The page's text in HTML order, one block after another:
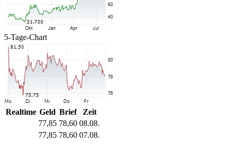
5-Tage-Chart
Realtime Geld Brief
Zeit
77,85 78,60 08.08.
77,85 78,60 07.08.